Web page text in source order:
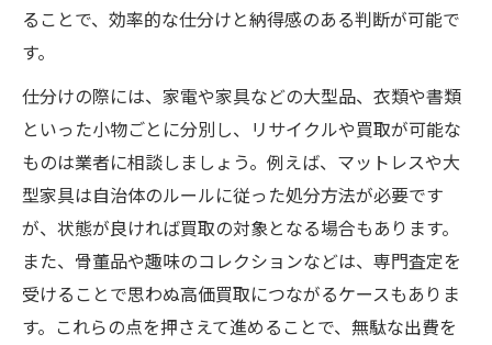
ることで、効率的な仕分けと納得感のある判断が可能で
す。
仕分けの際には、家電や家具などの大型品、衣類や書類
といった小物ごとに分別し、リサイクルや買取が可能な
ものは業者に相談しましょう。例えば、マットレスや大
型家具は自治体のルールに従った処分方法が必要です
が、状態が良ければ買取の対象となる場合もあります。
また、骨董品や趣味のコレクションなどは、専門査定を
受けることで思わぬ高価買取につながるケースもありま
す。これらの点を押さえて進めることで、無駄な出費を